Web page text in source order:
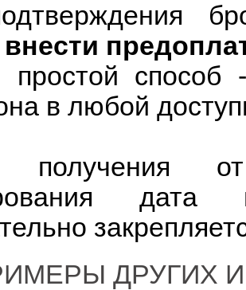
способ
в любой
получения
ДРУГИХ